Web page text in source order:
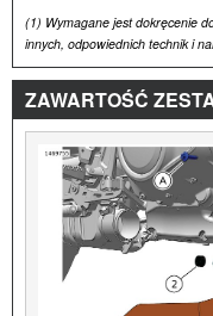
(1) Wymagane jest dokręcenie
innych, odpowiednich technik i
ZAWARTOŚĆ